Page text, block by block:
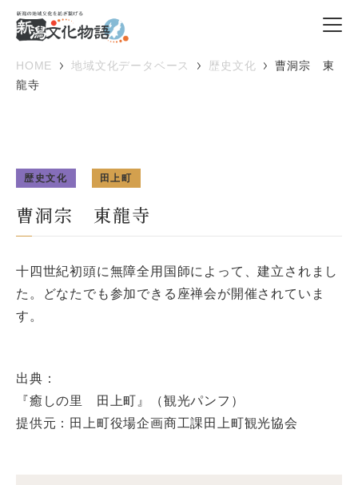
HOME 地域文化データベース 歴史文化
曹洞宗 東
龍寺
歴史文化 田上町
曹洞宗 東龍寺
十四世紀初頭に無障全用国師によって、建立されまし
た。どなたでも参加できる座禅会が開催されていま
す。
出典：
『癒しの里 田上町』（観光パンフ）
提供元：田上町役場企画商工課田上町観光協会